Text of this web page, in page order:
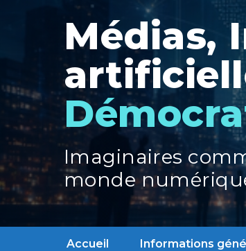
Médias,
Imaginaires
monde
Accueil Informations